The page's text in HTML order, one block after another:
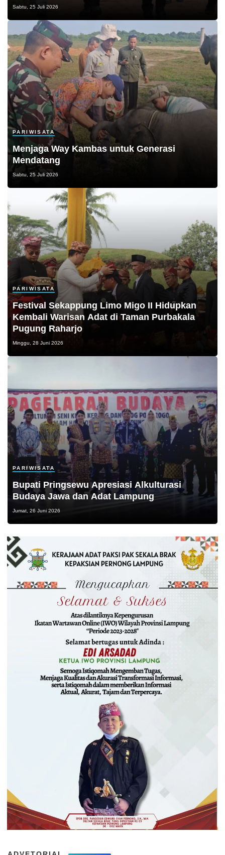
Sabtu, 25 Juli 2026
PARIWISATA
Menjaga Way Kambas untuk Generasi
Mendatang
Sabtu, 25 Juli 2026
PARIWISATA
Festival Sekappung Limo Migo II Hidupkan
Kembali Warisan Adat di Taman Purbakala
Pugung Raharjo
Minggu, 28 Juni 2026
PARIWISATA
Bupati Pringsewu Apresiasi Alkulturasi
Budaya Jawa dan Adat Lampung
Jumat, 26 Juni 2026